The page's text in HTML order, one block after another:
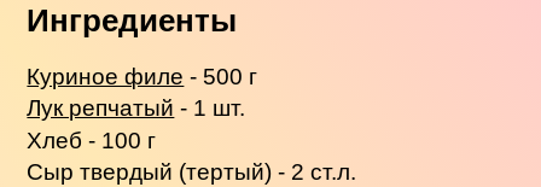
Ингредиенты
Куриное филе - 500 г
Лук репчатый - 1 шт.
Хлеб - 100 г
Сыр твердый (тертый) - 2 ст.л.